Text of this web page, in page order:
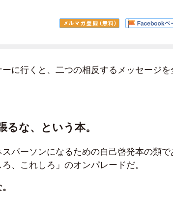
に行くと、二つの相反するメッセージを
るな、という本。
パーソンになるための自己啓発本の類で
、これしろ」のオンパレードだ。